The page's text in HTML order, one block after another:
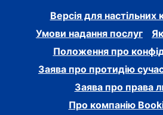
Версія для настільних
Умови надання послуг
Положення про
Заява про протидію
Заява про права
Про компанію